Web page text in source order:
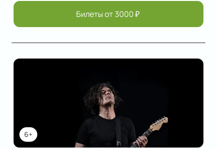
Билеты от 3000₽
6+